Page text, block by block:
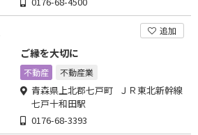
追加
ご縁を大切に
不動産 不動産業
青森県上北郡七戸町 ＪＲ東北新幹線
七戸十和田駅
0176-68-3393